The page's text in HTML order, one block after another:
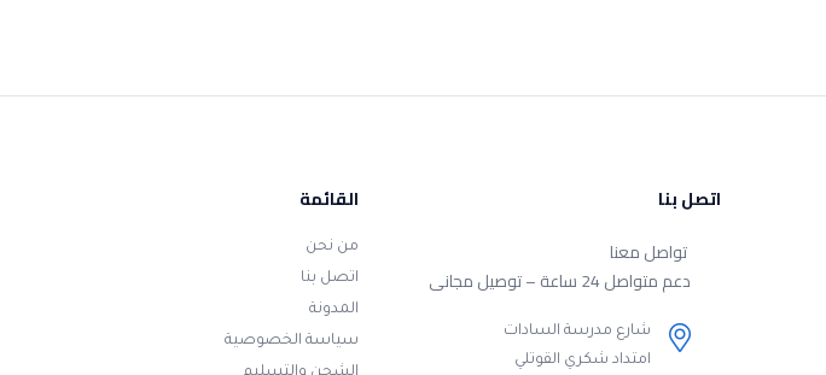
اتصل بنا
تواصل معنا
دعم متواصل 24 ساعة – توصيل مجانى
شارع مدرسة السادات
امتداد شكري القوتلي
القائمة
من نحن
اتصل بنا
المدونة
سياسة الخصوصية